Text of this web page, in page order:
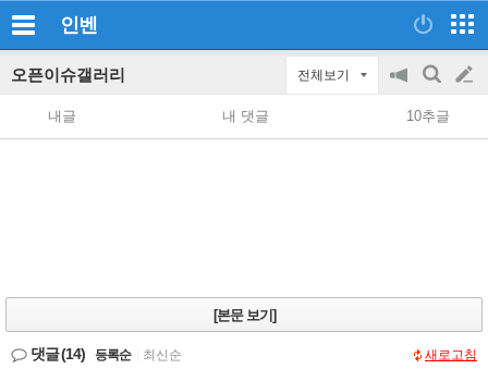
인벤
오픈이슈갤러리 전체보기
공
지
on/off
검
색
글
쓰
내글 내 댓글 10추글
[본문 보기]
댓글(14) 등록순 최신순 새로고침